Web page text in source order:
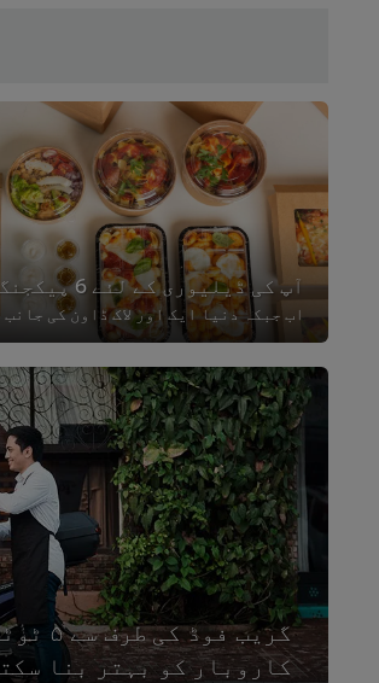
آپ کی ڈیلیوری کے لئے 6 پیکجنگ ٹپس
کاروبار کو بہتر بنا